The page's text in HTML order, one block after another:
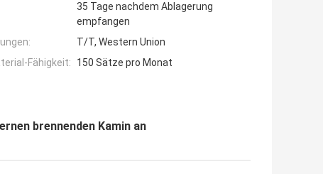
35 Tage nachdem Ablagerung
empfangen
T/T, Western Union
Fähigkeit:
150 Sätze pro Monat
brennenden Kamin an